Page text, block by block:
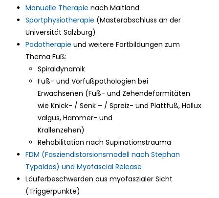
Manuelle Therapie nach Maitland
Sportphysiotherapie (Masterabschluss an der
Universität Salzburg)
Podotherapie und weitere Fortbildungen zum
Thema Fuß:
Spiraldynamik
Fuß- und Vorfußpathologien bei
Erwachsenen (Fuß- und Zehendeformitäten
wie Knick- / Senk – / Spreiz- und Plattfuß, Hallux
valgus, Hammer- und
Krallenzehen)
Rehabilitation nach Supinationstrauma
FDM (Fasziendistorsionsmodell nach Stephan
Typaldos) undMyofascial Release
Läuferbeschwerden ausmyofaszialer Sicht
(Triggerpunkte)